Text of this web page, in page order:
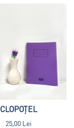
CLOPOȚEL
25,00 Lei